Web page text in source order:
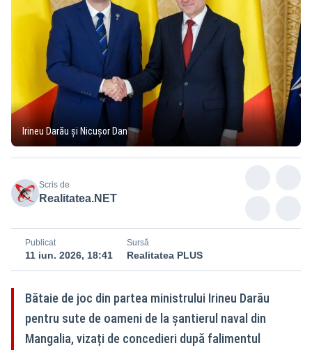
Irineu Darău și Nicușor Dan
Scris de
Realitatea.NET
Publicat
11 iun. 2026, 18:41
Sursă
Realitatea PLUS
Bătaie de joc din partea ministrului Irineu Darău
pentru sute de oameni de la șantierul naval din
Mangalia, vizați de concedieri după falimentul